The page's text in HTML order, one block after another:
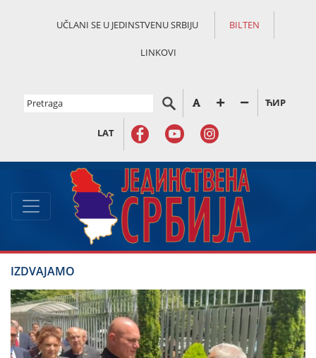
UČLANI SE U JEDINSTVENU SRBIJU BILTEN
LINKOVI
ЋИР
LAT
IZDVAJAMO